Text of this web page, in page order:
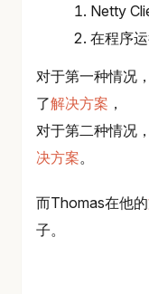
Netty
在程序
对于第一种情况
了解决方案 ，
对于第二种情况
决方案。
而Thomas在他的
子。